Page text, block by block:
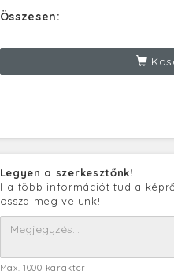
Összesen:
Legyen a szerkesztőnk!
Ha több információt tud a
ossza meg velünk!
Max. 1000 karakter